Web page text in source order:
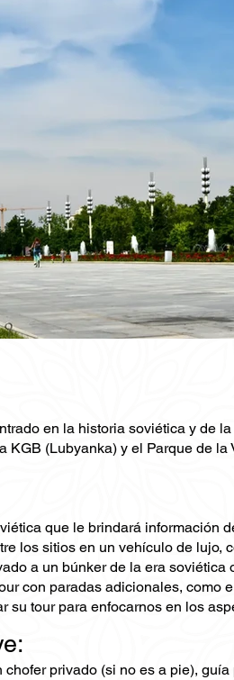
en la historia soviética y de
KGB (Lubyanka) y el Parque de
que le brindará información
los sitios en un vehículo de lujo,
a un búnker de la era
con paradas adicionales,
su tour para enfocarnos en los
privado (si no es a pie),